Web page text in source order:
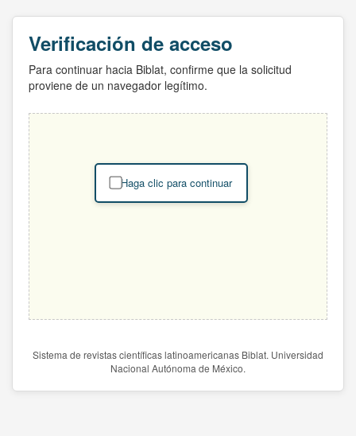
Verificación de acceso
Para continuar hacia Biblat, confirme que la solicitud
proviene de un navegador legítimo.
Haga clic para continuar
Sistema de revistas científicas latinoamericanas Biblat. Universidad
Nacional Autónoma de México.